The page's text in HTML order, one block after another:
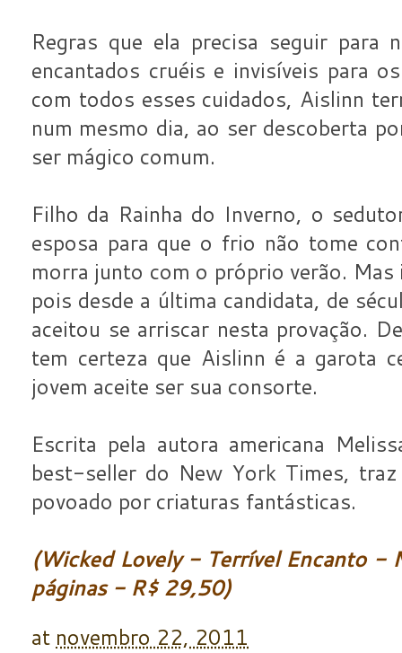
Regras que ela precisa seguir
encantados cruéis e invisíveis para
com todos esses cuidados, Aislinn
num mesmo dia, ao ser descoberta
ser mágico comum.
Filho da Rainha do Inverno, o
esposa para que o frio não tome
morra junto com o próprio verão.
pois desde a última candidata, de
aceitou se arriscar nesta provação.
tem certeza que Aislinn é a garota
jovem aceite ser sua consorte.
Escrita pela autora americana
best-seller do New York Times,
povoado por criaturas fantásticas.
(Wicked Lovely - Terrível Encanto -
páginas - R$ 29,50)
at novembro 22, 2011